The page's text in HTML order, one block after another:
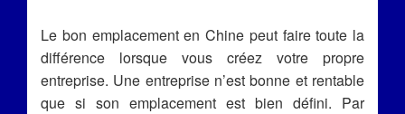
Le bon emplacement en Chine peut faire toute la
différence lorsque vous créez votre propre
entreprise. Une entreprise n’est bonne et rentable
que si son emplacement est bien défini. Par